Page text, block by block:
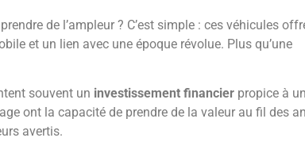
de l’ampleur ? C’est simple : ces véhicules
et un lien avec une époque révolue. Plus qu’une
souvent un investissement financier propice à
ont la capacité de prendre de la valeur au fil des
avertis.